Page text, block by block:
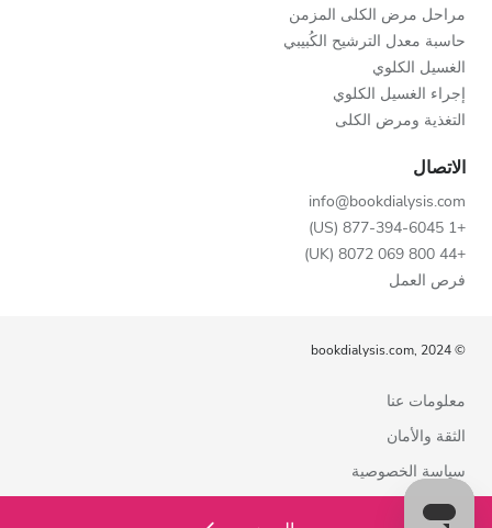
مراحل مرض الكلى المزمن
حاسبة معدل الترشيح الكُبيبي
الغسيل الكلوي
إجراء الغسيل الكلوي
التغذية ومرض الكلى
الاتصال
info@bookdialysis.com
+1 877-394-6045 (US)
+44 800 069 8072 (UK)
فرص العمل
© bookdialysis.com, 2024
معلومات عنا
الثقة والأمان
سياسة الخصوصية
شروط الاستخدام